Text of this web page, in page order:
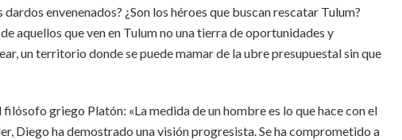
envenenados? ¿Son los héroes que buscan rescatar Tulum?
aquellos que ven en Tulum no una tierra de oportunidades y
un territorio donde se puede mamar de la ubre presupuestal sin que
griego Platón: «La medida de un hombre es lo que hace con el
Diego ha demostrado una visión progresista. Se ha comprometido a